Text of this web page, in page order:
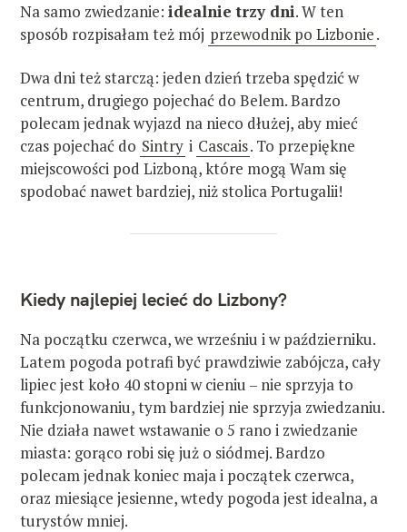
Na samo zwiedzanie: idealnie trzy dni. W ten
sposób rozpisałam też mój przewodnik po Lizbonie.
Dwa dni też starczą: jeden dzień trzeba spędzić w
centrum, drugiego pojechać do Belem. Bardzo
polecam jednak wyjazd na nieco dłużej, aby mieć
czas pojechać do Sintry i Cascais. To przepiękne
miejscowości pod Lizboną, które mogą Wam się
spodobać nawet bardziej, niż stolica Portugalii!
Kiedy najlepiej lecieć do Lizbony?
Na początku czerwca, we wrześniu i w październiku.
Latem pogoda potrafi być prawdziwie zabójcza, cały
lipiec jest koło 40 stopni w cieniu – nie sprzyja to
funkcjonowaniu, tym bardziej nie sprzyja zwiedzaniu.
Nie działa nawet wstawanie o 5 rano i zwiedzanie
miasta: gorąco robi się już o siódmej. Bardzo
polecam jednak koniec maja i początek czerwca,
oraz miesiące jesienne, wtedy pogoda jest idealna, a
turystów mniej.